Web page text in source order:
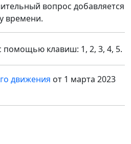
вопрос добавляется
времени.
клавиш: 1, 2, 3, 4, 5.
движения от 1 марта 2023